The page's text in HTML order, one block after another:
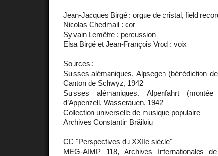
Jean-Jacques Birgé : orgue de cristal, field
Nicolas Chedmail : cor
Sylvain Lemêtre : percussion
Elsa Birgé et Jean-François Vrod : voix
Sources :
Suisses alémaniques. Alpsegen (bénédiction
Canton de Schwyz, 1942
Suisses alémaniques. Alpenfahrt
d’Appenzell, Wasserauen, 1942
Collection universelle de musique populaire
Archives Constantin Brăiloiu
CD "Perspectives du XXIIe siècle"
MEG-AIMP 118, Archives Internationales